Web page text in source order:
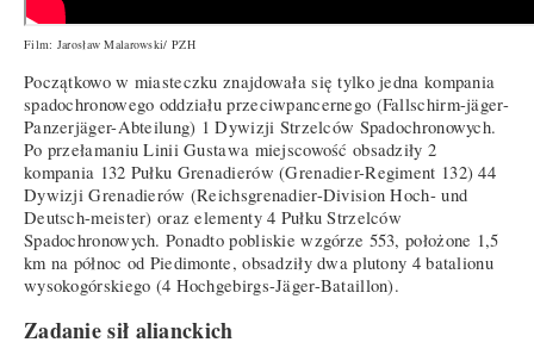
Film: Jarosław Malarowski/ PZH
Początkowo w miasteczku znajdowała się tylko jedna kompania
spadochronowego oddziału przeciwpancernego (Fallschirm-jäger-
Panzerjäger-Abteilung) 1 Dywizji Strzelców Spadochronowych.
Po przełamaniu Linii Gustawa miejscowość obsadziły 2
kompania 132 Pułku Grenadierów (Grenadier-Regiment 132) 44
Dywizji Grenadierów (Reichsgrenadier-Division Hoch- und
Deutsch-meister) oraz elementy 4 Pułku Strzelców
Spadochronowych. Ponadto pobliskie wzgórze 553, położone 1,5
km na północ od Piedimonte, obsadziły dwa plutony 4 batalionu
wysokogórskiego (4 Hochgebirgs-Jäger-Bataillon).
Zadanie sił alianckich